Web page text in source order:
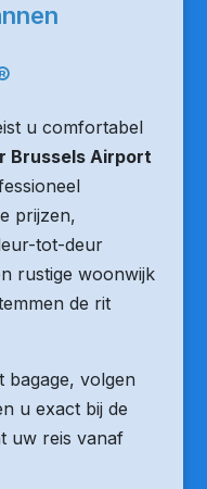
u comfortabel
Brussels Airport
prijzen,
tot-deur
rustige woonwijk
de rit
bagage, volgen
u exact bij de
uw reis vanaf